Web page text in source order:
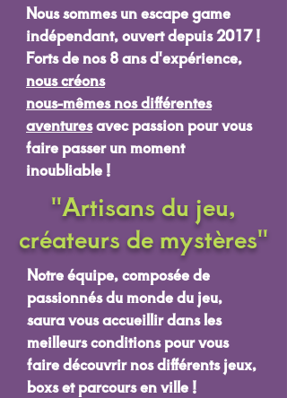
Nous sommes un escape game
indépendant, ouvert depuis 2017 !
Forts de nos 8 ans d'expérience,
nous créons
nous-mêmes nos différentes
aventuresavec passion pour vous
faire passer un moment
inoubliable !
"Artisans du jeu,
créateurs de mystères"
Notre équipe, composée de
passionnés du monde du jeu,
saura vous accueillir dans les
meilleurs conditions pour vous
faire découvrir nos différents jeux,
boxs et parcours en ville !